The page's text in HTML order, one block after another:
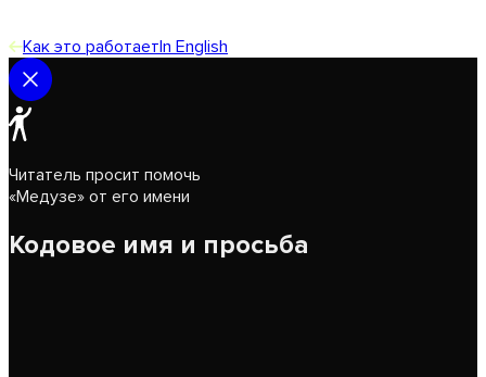
Как это работаетIn English
Читатель просит помочь
«Медузе» от его имени
Кодовое имя и просьба